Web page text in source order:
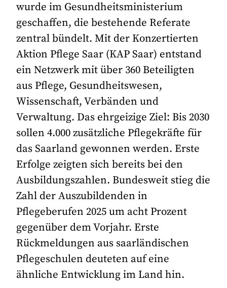
wurde im Gesundheitsministerium
geschaffen, die bestehende Referate
zentral bündelt. Mit der Konzertierten
Aktion Pflege Saar (KAP Saar) entstand
ein Netzwerk mit über 360 Beteiligten
aus Pflege, Gesundheitswesen,
Wissenschaft, Verbänden und
Verwaltung. Das ehrgeizige Ziel: Bis 2030
sollen 4.000 zusätzliche Pflegekräfte für
das Saarland gewonnen werden. Erste
Erfolge zeigten sich bereits bei den
Ausbildungszahlen. Bundesweit stieg die
Zahl der Auszubildenden in
Pflegeberufen 2025 um acht Prozent
gegenüber dem Vorjahr. Erste
Rückmeldungen aus saarländischen
Pflegeschulen deuteten auf eine
ähnliche Entwicklung im Land hin.